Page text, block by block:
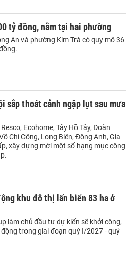
tỷ đồng, nằm tại hai phường
An và phường Kim Trà có quy mô 36
sắp thoát cảnh ngập lụt sau mưa
Ecohome, Tây Hồ Tây, Đoàn
Chí Công, Long Biên, Đông Anh, Gia
xây dựng mới một số hạng mục công
khu đô thị lấn biển 83 ha ở
làm chủ đầu tư dự kiến sẽ khởi công,
trong giai đoạn quý I/2027 - quý